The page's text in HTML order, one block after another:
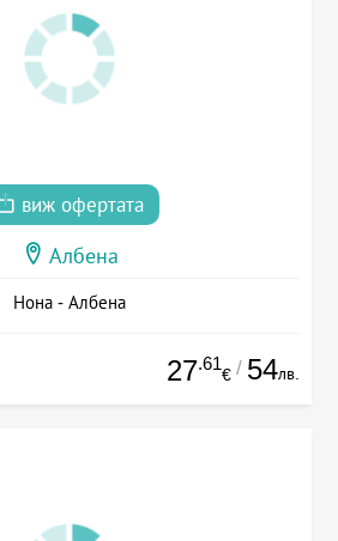
виж офертата
Албена
Нона - Албена
27.61
€ / 54лв.